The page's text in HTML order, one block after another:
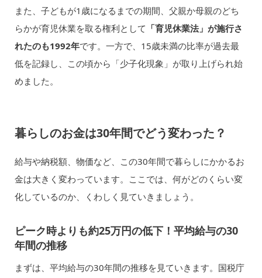
また、子どもが1歳になるまでの期間、父親か母親のどち
らかが育児休業を取る権利として 「育児休業法」が施行さ
れたのも1992年です。一方で、15歳未満の比率が過去最
低を記録し、この頃から「少子化現象」が取り上げられ始
めました。
暮らしのお金は30年間でどう変わった？
給与や納税額、物価など、この30年間で暮らしにかかるお
金は大きく変わっています。ここでは、何がどのくらい変
化しているのか、くわしく見ていきましょう。
ピーク時よりも約25万円の低下！平均給与の30
年間の推移
まずは、平均給与の30年間の推移を見ていきます。国税庁